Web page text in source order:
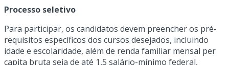
Processo seletivo
Para participar, os candidatos devem preencher os pré-
requisitos específicos dos cursos desejados, incluindo
idade e escolaridade, além de renda familiar mensal per
capita bruta seja de até 1,5 salário-mínimo federal,